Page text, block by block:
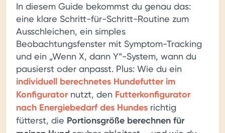
In diesem Guide bekommst du genau das:
eine klare Schritt-für-Schritt-Routine zum
Ausschleichen, ein simples
Beobachtungsfenster mit Symptom-Tracking
und ein „Wenn X, dann Y“-System, wann du
pausierst oder anpasst. Plus: Wie du ein
individuell berechnetes Hundefutter im
Konfigurator nutzt, den Futterkonfigurator
nach Energiebedarf des Hundes richtig
fütterst, die Portionsgröße berechnen für